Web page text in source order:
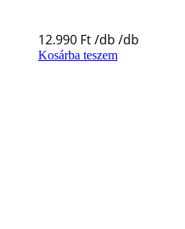
12.990 Ft
Kosárba teszem